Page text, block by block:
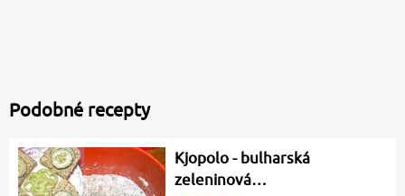
Podobné recepty
Kjopolo - bulharská
zeleninová…